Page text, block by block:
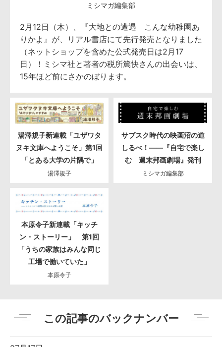
ミシマガ編集部
2月12日（木）、『大地との遭遇 こんな幼稚園あ
りかよ』が、リアル書店にて先行発売となりました
（ネットショップを含めた公式発売日は2月17
日）！ミシマ社と著者の税所篤快さんの出会いは、
15年ほど前にさかのぼります。
湯澤規子新連載「ユザワタ
ヌキ文庫へようこそ」第1回
「とある大学の片隅で」
湯澤規子
サブスク時代の映画沼の道
しるべ！――『自宅で楽し
む 週末邦画劇場』発刊
ミシマガ編集部
本原令子新連載「キッチ
ン・ストーリー」 第1回
「うちの家族はみんな同じ
工場で働いていた」
本原令子
この記事のバックナンバー